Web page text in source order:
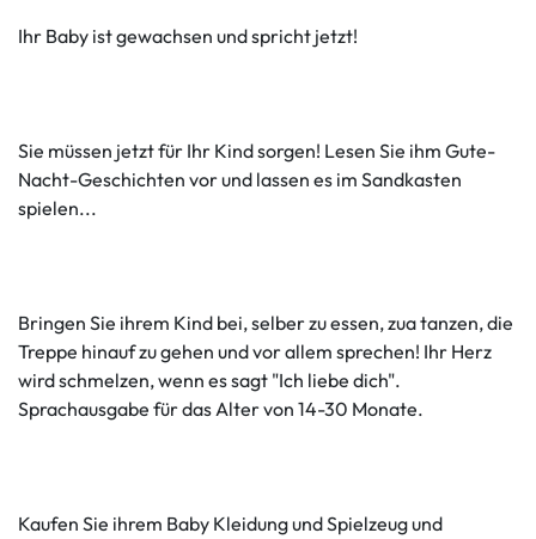
Ihr Baby ist gewachsen und spricht jetzt!
Sie müssen jetzt für Ihr Kind sorgen! Lesen Sie ihm Gute-
Nacht-Geschichten vor und lassen es im Sandkasten
spielen...
Bringen Sie ihrem Kind bei, selber zu essen, zua tanzen, die
Treppe hinauf zu gehen und vor allem sprechen! Ihr Herz
wird schmelzen, wenn es sagt "Ich liebe dich".
Sprachausgabe für das Alter von 14-30 Monate.
Kaufen Sie ihrem Baby Kleidung und Spielzeug und